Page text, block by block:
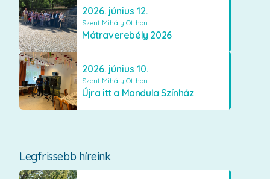
2026. június 12.
Szent Mihály Otthon
Mátraverebély 2026
2026. június 10.
Szent Mihály Otthon
Újra itt a Mandula Színház
Legfrissebb híreink